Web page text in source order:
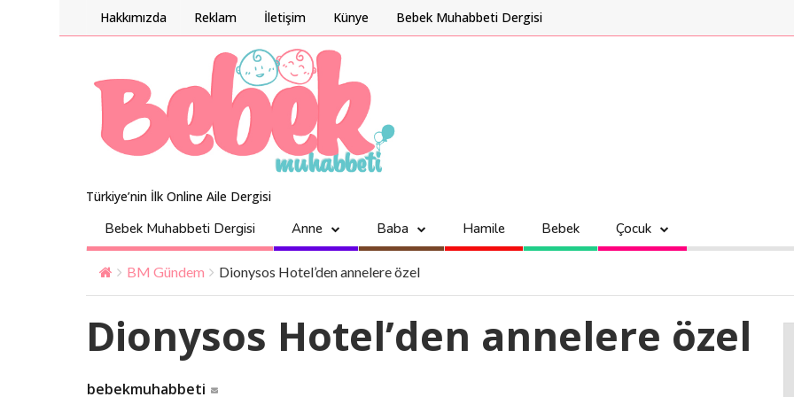
Hakkımızda Reklam İletişim Künye Bebek Muhabbeti Dergisi
Türkiye’nin İlk Online Aile Dergisi
Bebek Muhabbeti Dergisi Anne Baba Hamile Bebek Çocuk
BM Gündem Dionysos Hotel’den annelere özel
Dionysos Hotel’den annelere özel
bebekmuhabbeti